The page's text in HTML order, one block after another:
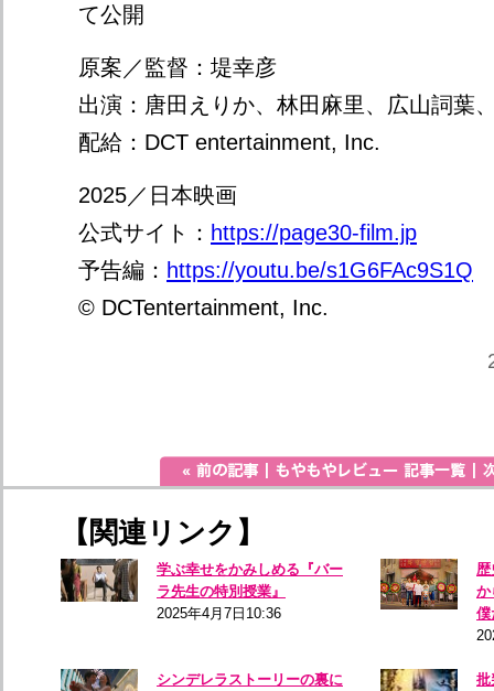
て公開
原案／監督：堤幸彦
出演：唐田えりか、林田麻里、広山詞葉
配給：DCT entertainment, Inc.
2025／日本映画
公式サイト： https://page30-film.jp
予告編： https://youtu.be/s1G6FAc9S1Q
© DCTentertainment, Inc.
【関連リンク】
学ぶ幸せをかみしめる『バー
ラ先生の特別授業』
2025年4月7日10:36
か
僕
シンデレラストーリーの裏に
批